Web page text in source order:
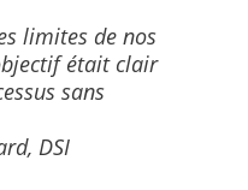
limites de nos
était clair
sans
DSI